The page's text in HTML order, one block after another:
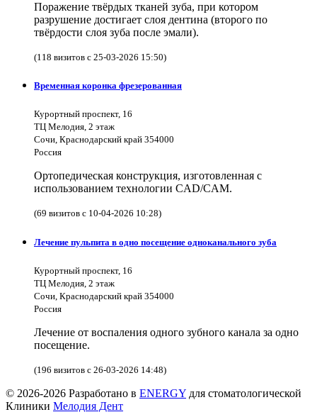
Поражение твёрдых тканей зуба, при котором
разрушение достигает слоя дентина (второго по
твёрдости слоя зуба после эмали).
(118 визитов с 25-03-2026 15:50)
Временная коронка фрезерованная
Курортный проспект, 16
ТЦ Мелодия, 2 этаж
Сочи, Краснодарский край 354000
Россия
Ортопедическая конструкция, изготовленная с
использованием технологии CAD/CAM.
(69 визитов с 10-04-2026 10:28)
Лечение пульпита в одно посещение одноканального зуба
Курортный проспект, 16
ТЦ Мелодия, 2 этаж
Сочи, Краснодарский край 354000
Россия
Лечение от воспаления одного зубного канала за одно
посещение.
(196 визитов с 26-03-2026 14:48)
© 2026-2026 Разработано в ENERGY для стоматологической
Клиники Мелодия Дент